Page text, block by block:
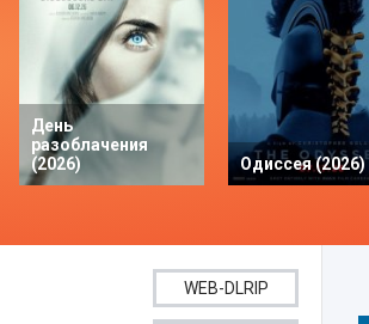
День
разоблачения
(2026)
Одиссея (2026)
WEB-DLRIP